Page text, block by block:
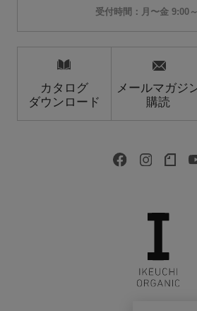
受付時間：月〜金 9:00
カタログ
ダウンロード
メールマガジ
購読